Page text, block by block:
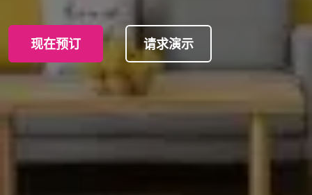
现在预订 请求演示